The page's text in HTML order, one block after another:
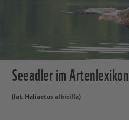
Seeadler im Artenlexikon
(lat. Haliaetus albicilla)